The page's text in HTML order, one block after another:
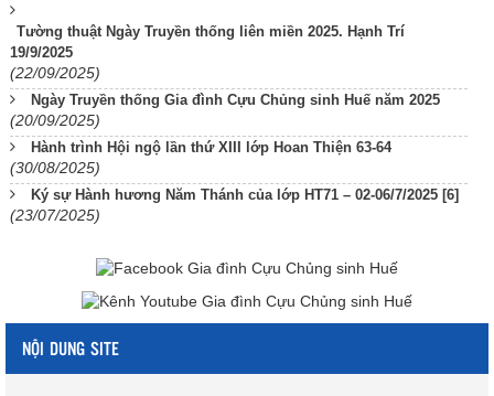
Tường thuật Ngày Truyền thống liên miền 2025. Hạnh Trí
19/9/2025
(22/09/2025)
Ngày Truyền thống Gia đình Cựu Chủng sinh Huế năm 2025
(20/09/2025)
Hành trình Hội ngộ lần thứ XIII lớp Hoan Thiện 63-64
(30/08/2025)
Ký sự Hành hương Năm Thánh của lớp HT71 – 02-06/7/2025 [6]
(23/07/2025)
NỘI DUNG SITE